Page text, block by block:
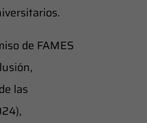
de FAMES
las